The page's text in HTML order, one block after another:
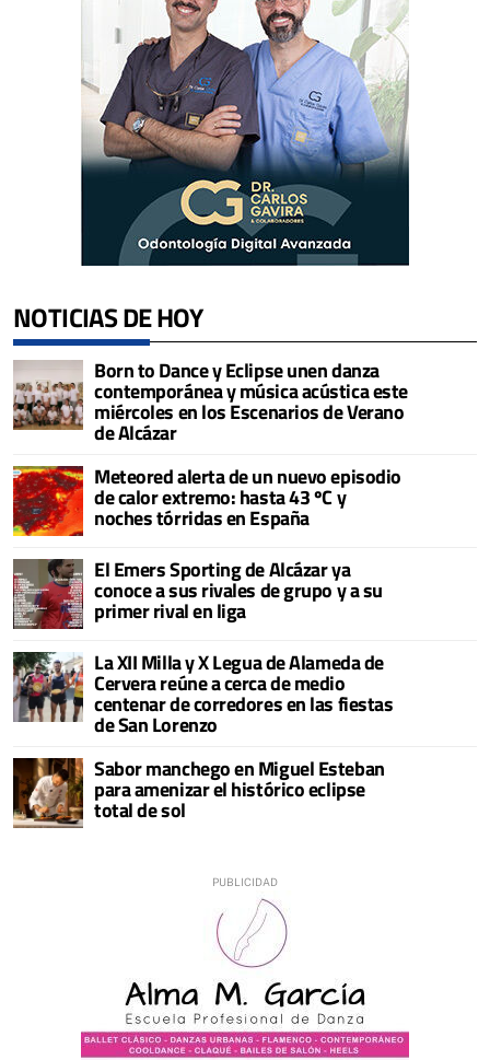
NOTICIAS DE HOY
Born to Dance y Eclipse unen danza
contemporánea y música acústica este
miércoles en los Escenarios de Verano
de Alcázar
Meteored alerta de un nuevo episodio
de calor extremo: hasta 43 ºC y
noches tórridas en España
El Emers Sporting de Alcázar ya
conoce a sus rivales de grupo y a su
primer rival en liga
La XII Milla y X Legua de Alameda de
Cervera reúne a cerca de medio
centenar de corredores en las fiestas
de San Lorenzo
Sabor manchego en Miguel Esteban
para amenizar el histórico eclipse
total de sol